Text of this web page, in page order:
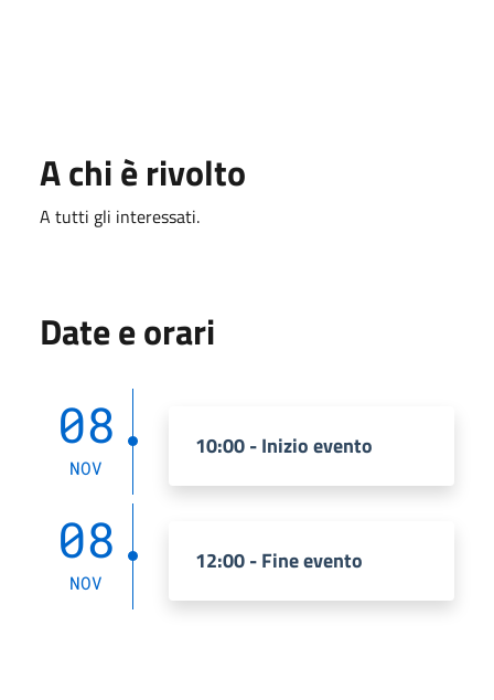
A chi è rivolto
A tutti gli interessati.
Date e orari
08
NOV
10:00 - Inizio evento
08
NOV
12:00 - Fine evento